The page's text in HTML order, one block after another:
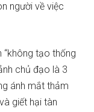
người về việc
tạo thống
chủ đạo là 3
ánh mắt thảm
giết hại tàn